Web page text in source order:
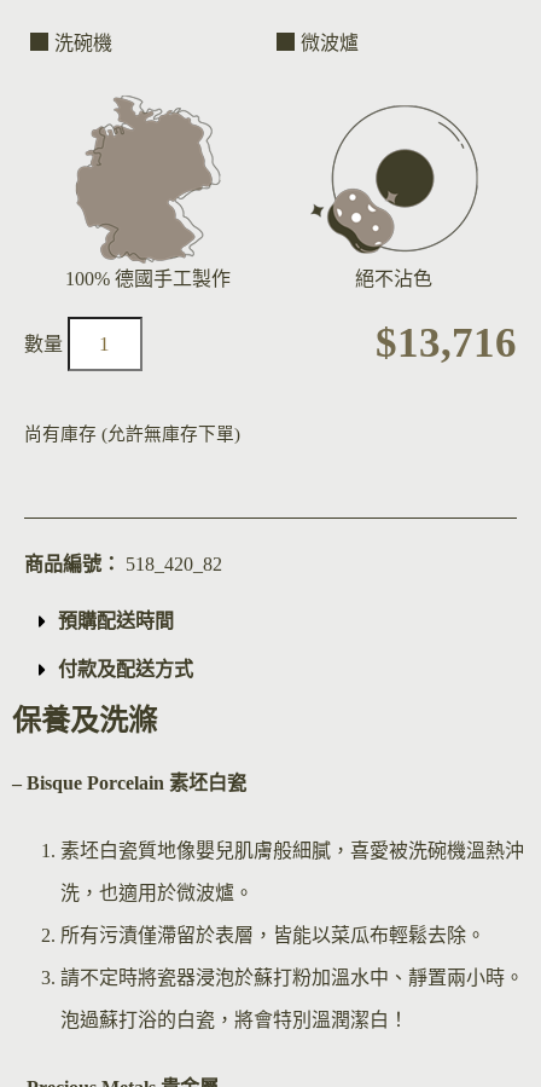
洗碗機 微波爐
100% 德國手工製作 絕不沾色
$13,716
尚有庫存 (允許無庫存下單)
商品編號： 518_420_82
預購配送時間
付款及配送方式
保養及洗滌
– Bisque Porcelain 素坯白瓷
素坯白瓷質地像嬰兒肌膚般細膩，喜愛被洗碗機溫熱沖
洗，也適用於微波爐。
所有污漬僅滯留於表層，皆能以菜瓜布輕鬆去除。
請不定時將瓷器浸泡於蘇打粉加溫水中、靜置兩小時。
泡過蘇打浴的白瓷，將會特別溫潤潔白！